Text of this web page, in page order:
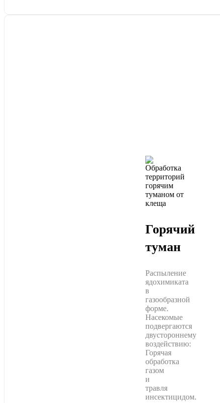
Горячий
туман
Распыление
ядохимиката
в
газообразной
форме.
Насекомые
подвергаются
двустороннему
воздействию:
Горячая
обработка
газом
и
травля
инсектицидом.